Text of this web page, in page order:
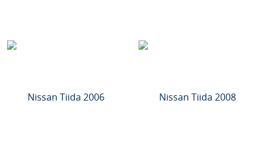
Nissan Tiida 2006 Nissan Tiida 2008